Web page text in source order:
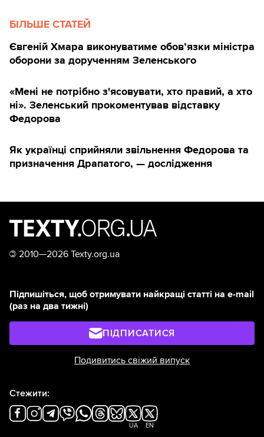
БІЛЬШЕ СТАТЕЙ
Євгеній Хмара виконуватиме обов’язки міністра
оборони за дорученням Зеленського
«Мені не потрібно з'ясовувати, хто правий, а хто
ні». Зеленський прокоментував відставку
Федорова
Як українці сприйняли звільнення Федорова та
призначення Драпатого, — дослідження
© 2010—2026 Texty.org.ua
Підпишіться, щоб отримувати найкращі статті на e-mail
(раз на два тижні)
ПІДПИСАТИСЯ
Подивитись свіжий випуск
Стежити:
UA EN